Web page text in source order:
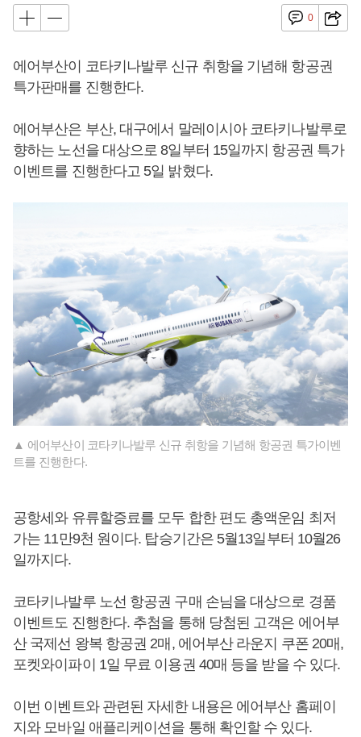
0
에어부산이 코타키나발루 신규 취항을 기념해 항공권
특가판매를 진행한다.
에어부산은 부산, 대구에서 말레이시아 코타키나발루로
향하는 노선을 대상으로 8일부터 15일까지 항공권 특가
이벤트를 진행한다고 5일 밝혔다.
▲ 에어부산이 코타키나발루 신규 취항을 기념해 항공권 특가이벤
트를 진행한다.
공항세와 유류할증료를 모두 합한 편도 총액운임 최저
가는 11만9천 원이다. 탑승기간은 5월13일부터 10월26
일까지다.
코타키나발루 노선 항공권 구매 손님을 대상으로 경품
이벤트도 진행한다. 추첨을 통해 당첨된 고객은 에어부
산 국제선 왕복 항공권 2매, 에어부산 라운지 쿠폰 20매,
포켓와이파이 1일 무료 이용권 40매 등을 받을 수 있다.
이번 이벤트와 관련된 자세한 내용은 에어부산 홈페이
지와 모바일 애플리케이션을 통해 확인할 수 있다.